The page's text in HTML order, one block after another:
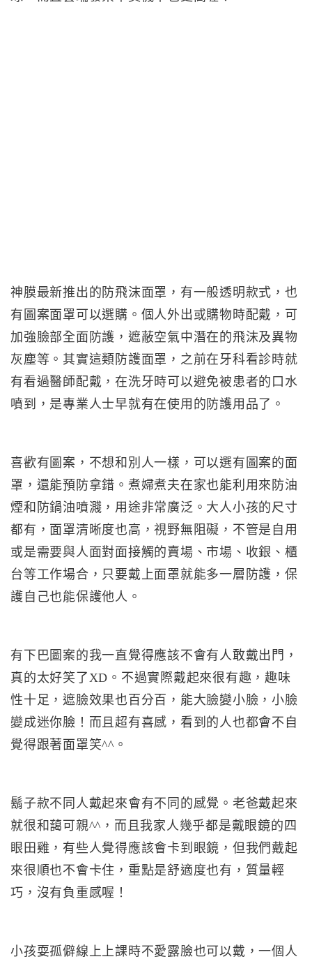
神膜最新推出的防飛沫面罩，有一般透明款式，也
有圖案面罩可以選購。個人外出或購物時配戴，可
加強臉部全面防護，遮蔽空氣中潛在的飛沫及異物
灰塵等。其實這類防護面罩，之前在牙科看診時就
有看過醫師配戴，在洗牙時可以避免被患者的口水
噴到，是專業人士早就有在使用的防護用品了。
喜歡有圖案，不想和別人一樣，可以選有圖案的面
罩，還能預防拿錯。煮婦煮夫在家也能利用來防油
煙和防鍋油噴濺，用途非常廣泛。大人小孩的尺寸
都有，面罩清晰度也高，視野無阻礙，不管是自用
或是需要與人面對面接觸的賣場、市場、收銀、櫃
台等工作場合，只要戴上面罩就能多一層防護，保
護自己也能保護他人。
有下巴圖案的我一直覺得應該不會有人敢戴出門，
真的太好笑了XD。不過實際戴起來很有趣，趣味
性十足，遮臉效果也百分百，能大臉變小臉，小臉
變成迷你臉！而且超有喜感，看到的人也都會不自
覺得跟著面罩笑^^。
鬍子款不同人戴起來會有不同的感覺。老爸戴起來
就很和藹可親^^，而且我家人幾乎都是戴眼鏡的四
眼田雞，有些人覺得應該會卡到眼鏡，但我們戴起
來很順也不會卡住，重點是舒適度也有，質量輕
巧，沒有負重感喔！
小孩耍孤僻線上上課時不愛露臉也可以戴，一個人